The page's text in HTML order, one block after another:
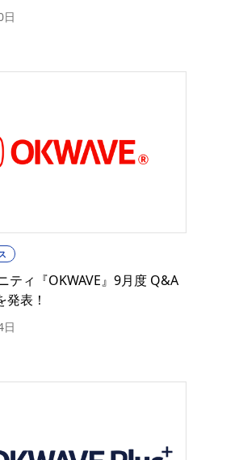
ティ『OKWAVE』9月度 Q&A
発表！
日